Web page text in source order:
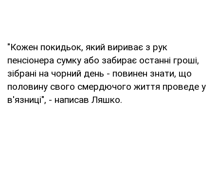
"Кожен покидьок, який вириває з рук
пенсіонера сумку або забирає останні гроші,
зібрані на чорний день - повинен знати, що
половину свого смердючого життя проведе у
в'язниці", - написав Ляшко.